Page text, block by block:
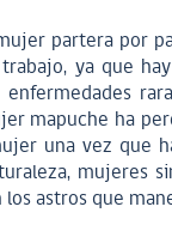
partera por
ya que
mapuche ha
una vez que
mujeres
astros que